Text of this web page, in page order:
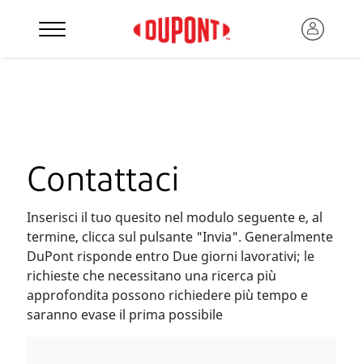
Contattaci
Inserisci il tuo quesito nel modulo seguente e, al
termine, clicca sul pulsante "Invia". Generalmente
DuPont risponde entro Due giorni lavorativi; le
richieste che necessitano una ricerca più
approfondita possono richiedere più tempo e
saranno evase il prima possibile